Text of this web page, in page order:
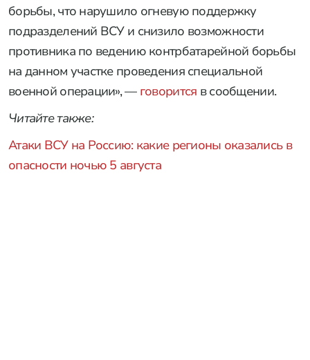
борьбы, что нарушило огневую поддержку
подразделений ВСУ и снизило возможности
противника по ведению контрбатарейной борьбы
на данном участке проведения специальной
военной операции», — говорится в сообщении.
Читайте также:
Атаки ВСУ на Россию: какие регионы оказались в
опасности ночью 5 августа